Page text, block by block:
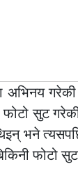
अभिनय
सुट
भने
फोटो